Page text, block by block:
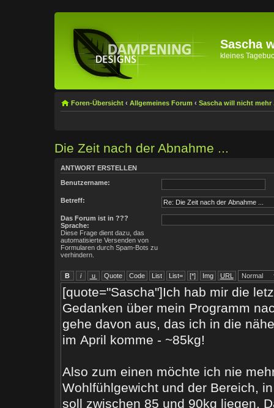
Sascha
kleines
Foren-Übersicht ‹ Allgemeines Forum ‹ Sascha will nicht mehr
Die Zeit nach der Abnahme ...
ANTWORT ERSTELLEN
Benutzername:
Betreff:
Das Forum ist in ???
Sprache:
Diese Frage dient dazu, das
automatisierte Versenden von
Formularen durch Spam-Bots zu
verhindern.